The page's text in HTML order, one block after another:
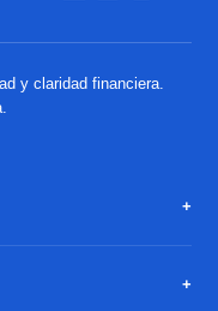
y claridad financiera.